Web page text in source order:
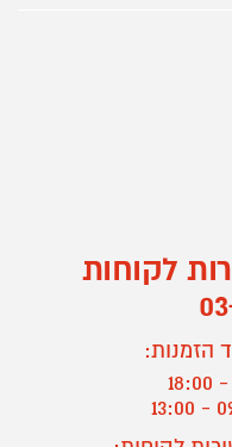
לקוחות
הזמנות: